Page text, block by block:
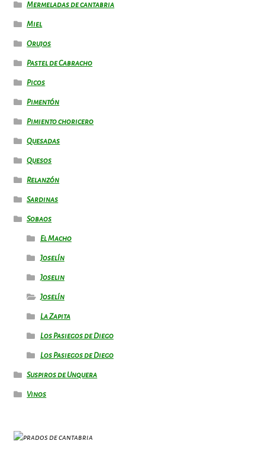
Mermeladas de cantabria
Miel
Orujos
Pastel de Cabracho
Picos
Pimentón
Pimiento choricero
Quesadas
Quesos
Relanzón
Sardinas
Sobaos
El Macho
Joselín
Joselin
Joselín
La Zapita
Los Pasiegos de Diego
Los Pasiegos de Diego
Suspiros de Unquera
Vinos